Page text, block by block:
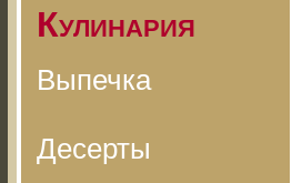
Кулинария
Выпечка
Десерты